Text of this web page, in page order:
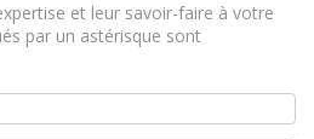
et leur savoir-faire à votre
par un astérisque sont